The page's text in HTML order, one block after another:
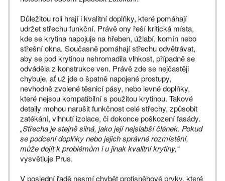
Důležitou roli hrají i kvalitní doplňky, které pomáhají
udržet střechu funkční. Právě ony řeší kritická místa,
kde se krytina napojuje na hřeben, úžlabí, komín nebo
střešní okna. Současně pomáhají střechu odvětrávat,
aby se pod krytinou nehromadila vlhkost, případně se
odváděla z konstrukce ven. Právě zde se nejčastěji
chybuje, ať už jde o špatně napojené prostupy,
nevhodně zvolené těsnicí pásy, nebo levné doplňky,
které nejsou kompatibilní s použitou krytinou. Takové
detaily mohou narušit funkčnost celé střechy, způsobit
zatékání, vlhnutí izolace, či dokonce poškození fasády.
„Střecha je stejně silná, jako její nejslabší článek. Pokud
se podcení doplňky nebo jejich správné rozmístění,
může dojít k problémům i u jinak kvalitní krytiny,“
vysvětluje Prus.
V poslední řadě nesmí chybět protisněhové prvky, které